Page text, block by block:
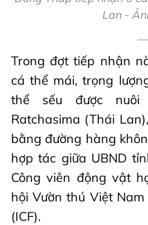
Lan -
Trong đợt tiếp nhận
cá thể mái, trọng
thể sếu được
Ratchasima (Thái
bằng đường hàng
hợp tác giữa UBND
Công viên động vật
hội Vườn thú Việt
(ICF).